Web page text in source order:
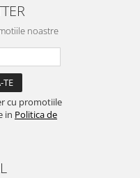
noastre
cu promotiile
in Politica de